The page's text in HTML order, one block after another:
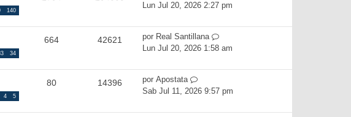
140
Lun Jul 20, 2026 2:27 pm
34
664 42621 por Real Santillana
Lun Jul 20, 2026 1:58 am
4 5
80 14396 por Apostata
Sab Jul 11, 2026 9:57 pm